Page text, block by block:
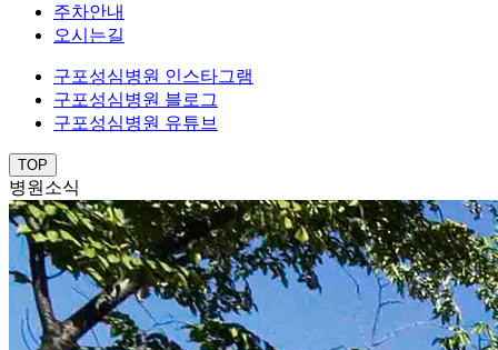
주차안내
오시는길
구포성심병원 인스타그램
구포성심병원 블로그
구포성심병원 유튜브
TOP
병원소식